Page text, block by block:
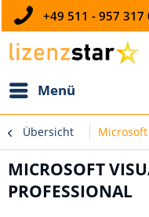
+49 511 - 957 317
Menü
Übersicht
MICROSOFT
PROFESSIONAL